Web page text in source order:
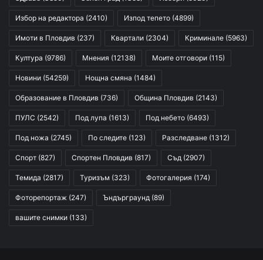
Избор на редактора (2410) Изпод тепето (4899)
Имоти в Пловдив (237) Квартали (2304) Криминале (5963)
Култура (9786) Мнения (12138) Моите отговори (115)
Новини (54259) Нощна смяна (1484)
Образование в Пловдив (736) Община Пловдив (2143)
ПУЛС (2542) Под лупа (1613) Под небето (6493)
Под ножа (2745) По следите (123) Разследване (1312)
Спорт (827) Спортен Пловдив (817) Съд (2907)
Темида (2817) Туризъм (323) Фотогалерия (174)
Фоторепортаж (247) Ъндърграунд (89)
вашите снимки (133)